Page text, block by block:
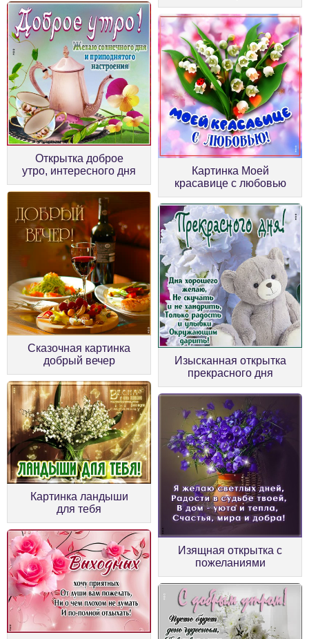
Открытка доброе
утро, интересного дня
Картинка Моей
красавице с любовью
Сказочная картинка
добрый вечер
Изысканная открытка
прекрасного дня
Картинка ландыши
для тебя
Изящная открытка с
пожеланиями